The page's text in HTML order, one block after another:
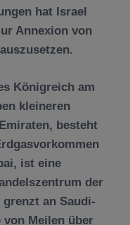
hat Israel
Annexion von
Königreich am
kleineren
besteht
ist eine
der
an Saudi-
Meilen über